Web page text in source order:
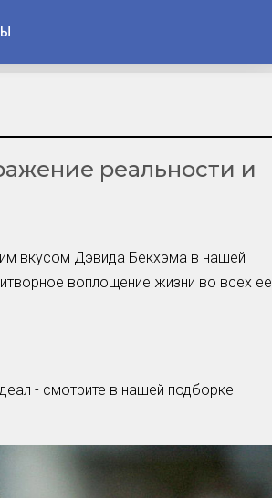
вопросы
новичкам
стирки
реальности и
вкусом Дэвида Бекхэма в нашей
воплощение жизни во всех ее
- смотрите в нашей подборке